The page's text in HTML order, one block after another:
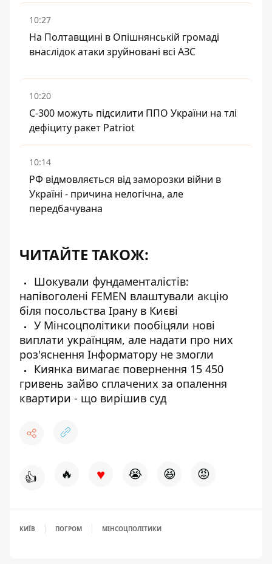
10:27
На Полтавщині в Опішнянській громаді
внаслідок атаки зруйновані всі АЗС
10:20
С-300 можуть підсилити ППО України на тлі
дефіциту ракет Patriot
10:14
РФ відмовляється від заморозки війни в
Україні - причина нелогічна, але
передбачувана
ЧИТАЙТЕ ТАКОЖ:
Шокували фундаменталістів:
напівоголені FEMEN влаштували акцію
біля посольства Ірану в Києві
У Мінсоцполітики пообіцяли нові
виплати українцям, але надати про них
роз'яснення Інформатору не змогли
Киянка вимагає повернення 15 450
гривень зайво сплачених за опалення
квартири - що вирішив суд
👍 🔥 ♥ 😭 😆 😡
КИЇВ ПОГРОМ МІНСОЦПОЛІТИКИ